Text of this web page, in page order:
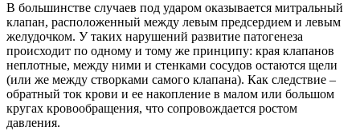
В большинстве случаев под ударом оказывается митральный
клапан, расположенный между левым предсердием и левым
желудочком. У таких нарушений развитие патогенеза
происходит по одному и тому же принципу: края клапанов
неплотные, между ними и стенками сосудов остаются щели
(или же между створками самого клапана). Как следствие –
обратный ток крови и ее накопление в малом или большом
кругах кровообращения, что сопровождается ростом
давления.